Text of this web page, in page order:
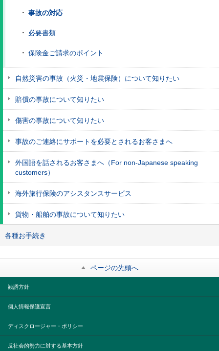
事故の対応
必要書類
保険金ご請求のポイント
自然災害の事故（火災・地震保険）について知りたい
賠償の事故について知りたい
傷害の事故について知りたい
事故のご連絡にサポートを必要とされるお客さまへ
外国語を話されるお客さまへ（For non-Japanese speaking
customers）
海外旅行保険のアシスタンスサービス
貨物・船舶の事故について知りたい
各種お手続き
ページの先頭へ
勧誘方針
個人情報保護宣言
ディスクロージャー・ポリシー
反社会的勢力に対する基本方針